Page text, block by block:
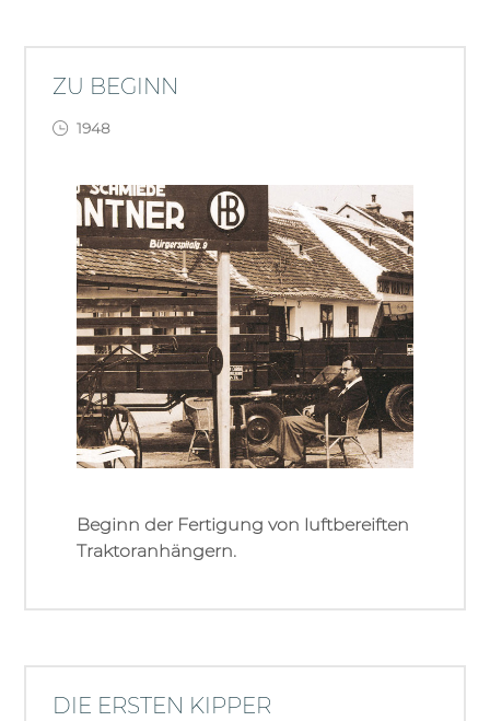
ZU BEGINN
1948
Beginn der Fertigung von luftbereiften
Traktoranhängern.
DIE ERSTEN KIPPER